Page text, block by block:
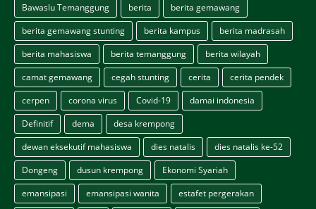
Bawaslu Temanggung
berita
berita gemawang
berita gemawang stunting
berita kampus
berita madrasah
berita mahasiswa
berita temanggung
berita wilayah
camat gemawang
cegah stunting cerita
cerita pendek
cerpen
corona virus Covid-19
damai indonesia
Definitif
dema
desa krempong
dewan eksekutif mahasiswa
dies natalis
dies natalis ke-52
Dongeng
dusun krempong
Ekonomi Syariah
emansipasi
emansipasi wanita
estafet pergerakan